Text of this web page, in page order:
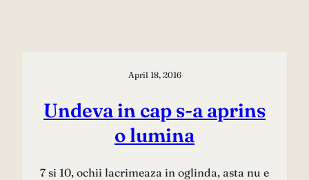
April 18, 2016
Undeva in cap s-a aprins
o lumina
7 si 10, ochii lacrimeaza in oglinda, asta nu e